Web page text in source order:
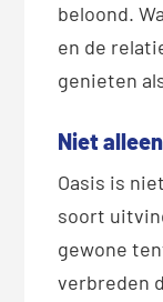
beloond.
en de
genieten
Niet alleen
Oasis is
soort
gewone
verbreden